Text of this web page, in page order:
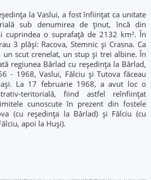
la Vaslui, a fost înființat ca unitate
sub denumirea de ținut, încă din
cuprindea o suprafață de 2132 km². În
3 plăși: Racova, Stemnic și Crasna. Ca
un scut crenelat, un stup și trei albine. În
regiunea Bârlad cu reședința la Bârlad,
- 1968, Vaslui, Fălciu și Tutova făceau
La 17 februarie 1968, a avut loc o
teritorială, fiind astfel reînființat
cunoscute în prezent din fostele
(cu reședința la Bârlad) și Fălciu (cu
apoi la Huși).